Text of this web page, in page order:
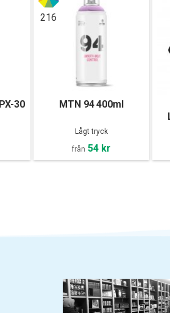
30
216
MTN 94 400ml
Lågt tryck
från 54 kr